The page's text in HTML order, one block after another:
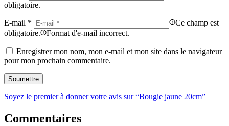
obligatoire.
E-mail *
Ce champ est
obligatoire.
Format d'e-mail incorrect.
Enregistrer mon nom, mon e-mail et mon site dans le navigateur
pour mon prochain commentaire.
Soyez le premier à donner votre avis sur “Bougie jaune 20cm”
Commentaires